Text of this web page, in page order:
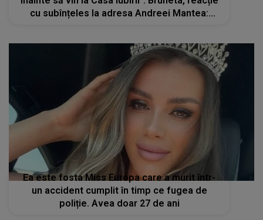
Ea este fosta Miss Europa care a murit într-
un accident cumplit în timp ce fugea de
poliție. Avea doar 27 de ani
STIRI MONDENE